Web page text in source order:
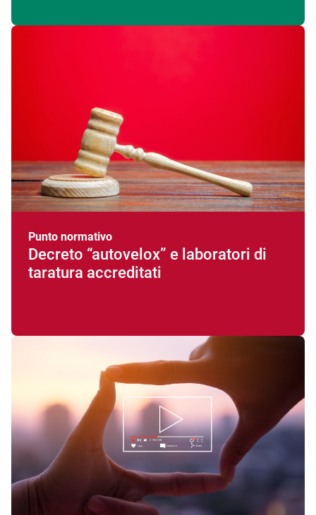
Punto normativo
Decreto “autovelox” e laboratori di
taratura accreditati